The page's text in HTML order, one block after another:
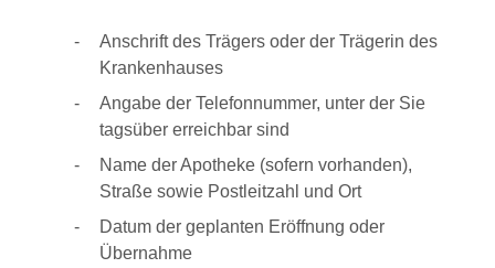
Anschrift des Trägers oder der Trägerin des
Krankenhauses
Angabe der Telefonnummer, unter der Sie
tagsüber erreichbar sind
Name der Apotheke (sofern vorhanden),
Straße sowie Postleitzahl und Ort
Datum der geplanten Eröffnung oder
Übernahme